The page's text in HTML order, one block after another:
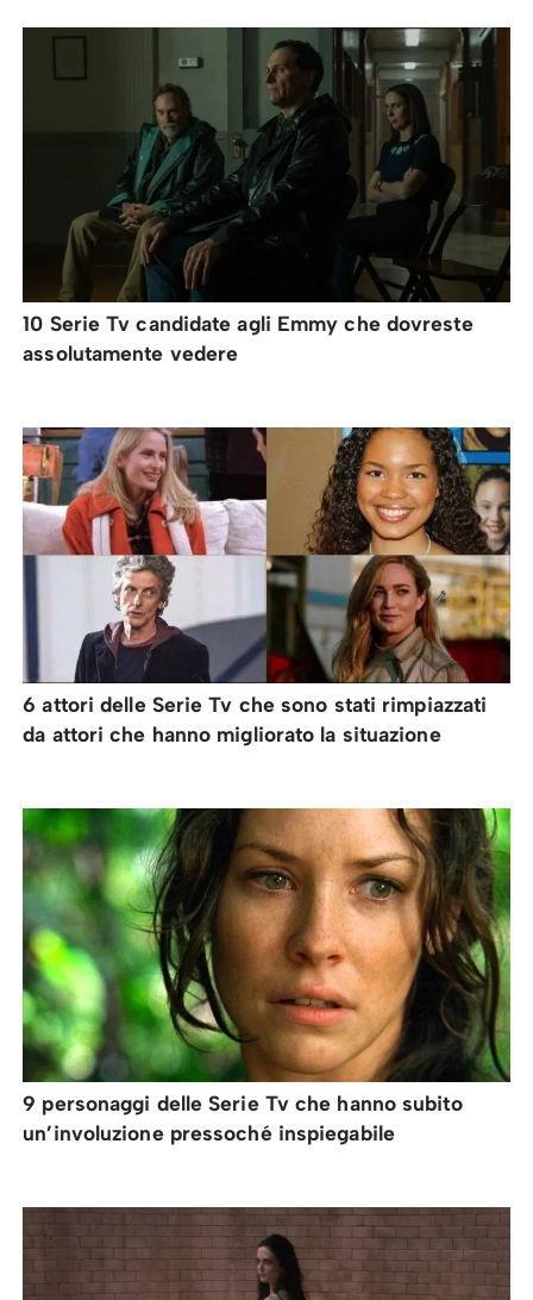
10 Serie Tv candidate agli Emmy che dovreste
assolutamente vedere
6 attori delle Serie Tv che sono stati rimpiazzati
da attori che hanno migliorato la situazione
9 personaggi delle Serie Tv che hanno subito
un’involuzione pressoché inspiegabile